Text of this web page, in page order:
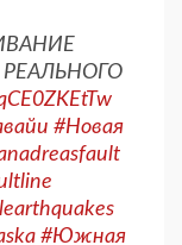
#Новая
#Южная